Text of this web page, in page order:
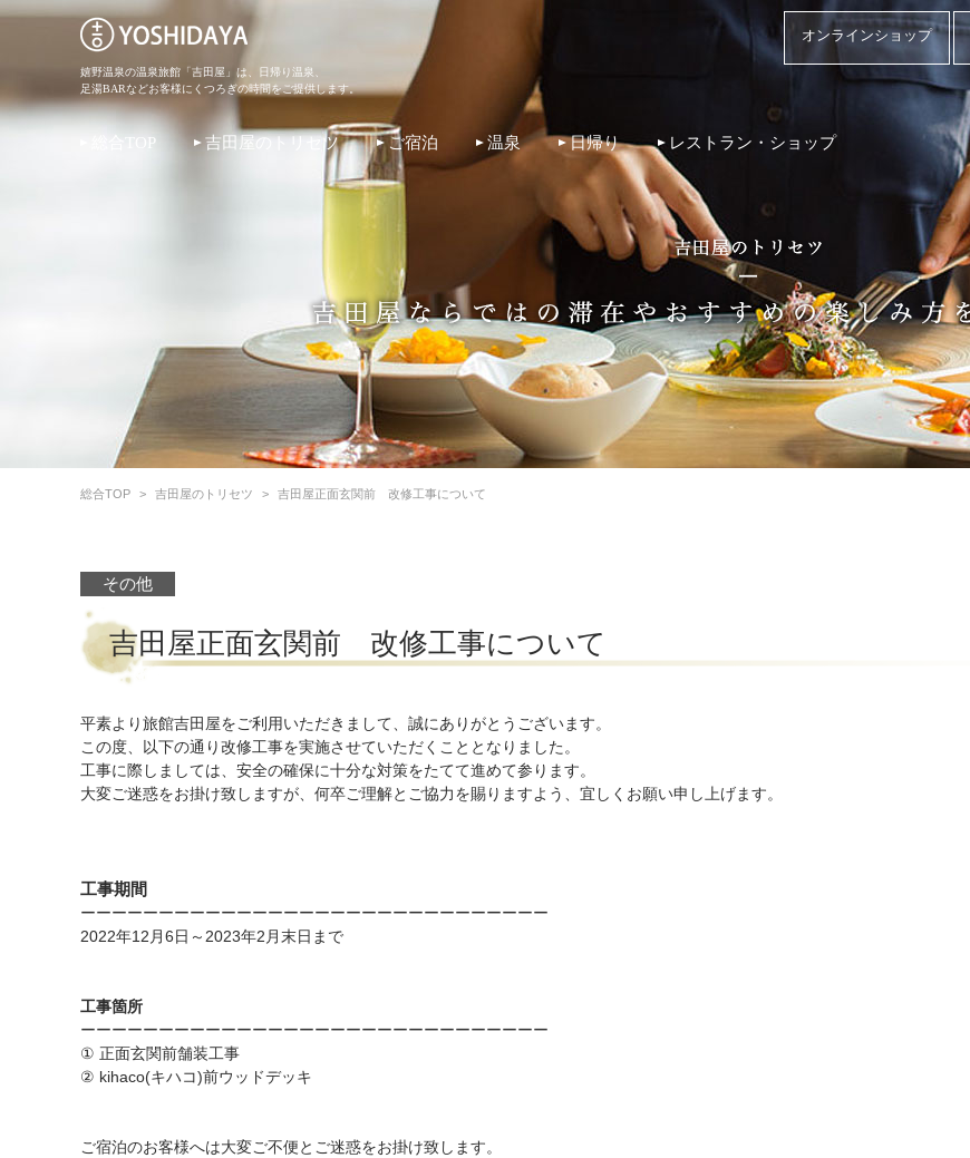
嬉野温泉の温泉旅館「吉田屋」は、日帰り温泉、
足湯BARなどお客様にくつろぎの時間をご提供します。
オンラインショップ
総合TOP 吉田屋のトリセツ ご宿泊 温泉 日帰り レストラン・ショップ
総合TOP > 吉田屋のトリセツ > 吉田屋正面玄関前 改修工事について
その他
吉田屋正面玄関前 改修工事について
平素より旅館吉田屋をご利用いただきまして、誠にありがとうございます。
この度、以下の通り改修工事を実施させていただくこととなりました。
工事に際しましては、安全の確保に十分な対策をたてて進めて参ります。
大変ご迷惑をお掛け致しますが、何卒ご理解とご協力を賜りますよう、宜しくお願い申し上げます。
工事期間
ーーーーーーーーーーーーーーーーーーーーーーーーーーーーーー
2022年12月6日～2023年2月末日まで
工事箇所
ーーーーーーーーーーーーーーーーーーーーーーーーーーーーーー
① 正面玄関前舗装工事
② kihaco(キハコ)前ウッドデッキ
ご宿泊のお客様へは大変ご不便とご迷惑をお掛け致します。